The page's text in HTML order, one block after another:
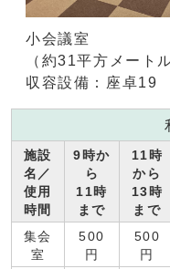
小会議室
（約31平方メートル
収容設備：座卓19
施設
名／
使用
時間
9時か
ら
11時
まで
11時
から
13時
まで
集会
室
500
円
500
円